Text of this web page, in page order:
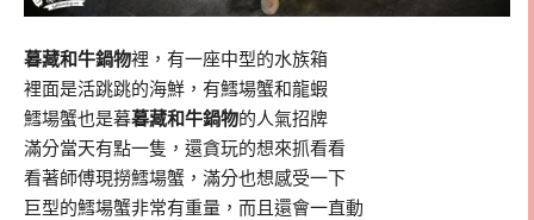
暮藏和牛鍋物裡，有一座中型的水族箱
裡面是活跳跳的海鮮，有鱈場蟹和龍蝦
鱈場蟹也是暮暮藏和牛鍋物的人氣招牌
滿分當天有點一隻，還貪玩的想來抓看看
看著師傅現撈鱈場蟹，滿分也想感受一下
巨型的鱈場蟹非常有重量，而且還會一直動